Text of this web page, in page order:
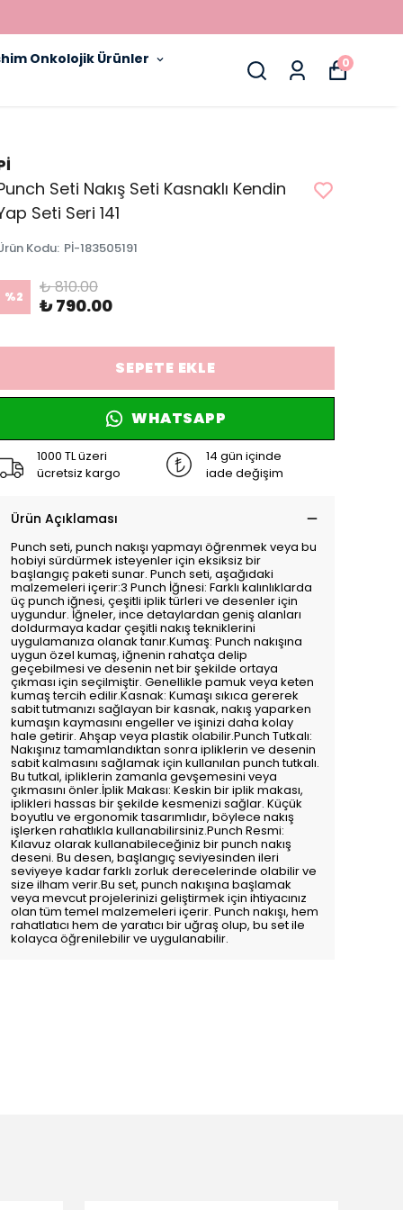
Onkolojik Ürünler
0
Seti Nakış Seti Kasnaklı Kendin
Seti Seri 141
Kodu: Pİ-183505191
%2 ₺ 810.00
₺ 790.00
SEPETE EKLE
WHATSAPP
1000 TL üzeri
ücretsiz kargo
14 gün içinde
iade değişim
Ürün Açıklaması
Punch seti, punch nakışı yapmayı öğrenmek veya bu
hobiyi sürdürmek isteyenler için eksiksiz bir
başlangıç paketi sunar. Punch seti, aşağıdaki
malzemeleri içerir:3 Punch İğnesi: Farklı kalınlıklarda
üç punch iğnesi, çeşitli iplik türleri ve desenler için
uygundur. İğneler, ince detaylardan geniş alanları
doldurmaya kadar çeşitli nakış tekniklerini
uygulamanıza olanak tanır.Kumaş: Punch nakışına
uygun özel kumaş, iğnenin rahatça delip
geçebilmesi ve desenin net bir şekilde ortaya
çıkması için seçilmiştir. Genellikle pamuk veya keten
kumaş tercih edilir.Kasnak: Kumaşı sıkıca gererek
sabit tutmanızı sağlayan bir kasnak, nakış yaparken
kumaşın kaymasını engeller ve işinizi daha kolay
hale getirir. Ahşap veya plastik olabilir.Punch Tutkalı:
Nakışınız tamamlandıktan sonra ipliklerin ve desenin
sabit kalmasını sağlamak için kullanılan punch tutkalı.
Bu tutkal, ipliklerin zamanla gevşemesini veya
çıkmasını önler.İplik Makası: Keskin bir iplik makası,
iplikleri hassas bir şekilde kesmenizi sağlar. Küçük
boyutlu ve ergonomik tasarımlıdır, böylece nakış
işlerken rahatlıkla kullanabilirsiniz.Punch Resmi:
Kılavuz olarak kullanabileceğiniz bir punch nakış
deseni. Bu desen, başlangıç seviyesinden ileri
seviyeye kadar farklı zorluk derecelerinde olabilir ve
size ilham verir.Bu set, punch nakışına başlamak
veya mevcut projelerinizi geliştirmek için ihtiyacınız
olan tüm temel malzemeleri içerir. Punch nakışı, hem
rahatlatıcı hem de yaratıcı bir uğraş olup, bu set ile
kolayca öğrenilebilir ve uygulanabilir.